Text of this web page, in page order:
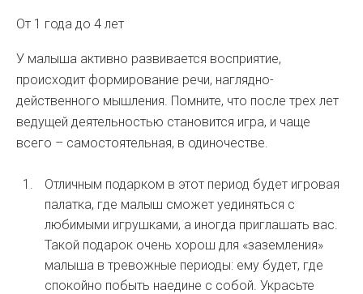
От 1 года до 4 лет
У малыша активно развивается восприятие,
происходит формирование речи, наглядно-
действенного мышления. Помните, что после трех лет
ведущей деятельностью становится игра, и чаще
всего – самостоятельная, в одиночестве.
Отличным подарком в этот период будет игровая
палатка, где малыш сможет уединяться с
любимыми игрушками, а иногда приглашать вас.
Такой подарок очень хорош для «заземления»
малыша в тревожные периоды: ему будет, где
спокойно побыть наедине с собой. Украсьте